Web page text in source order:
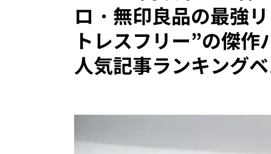
ロ・無印良品の最強
トレスフリー”の傑
人気記事ランキング